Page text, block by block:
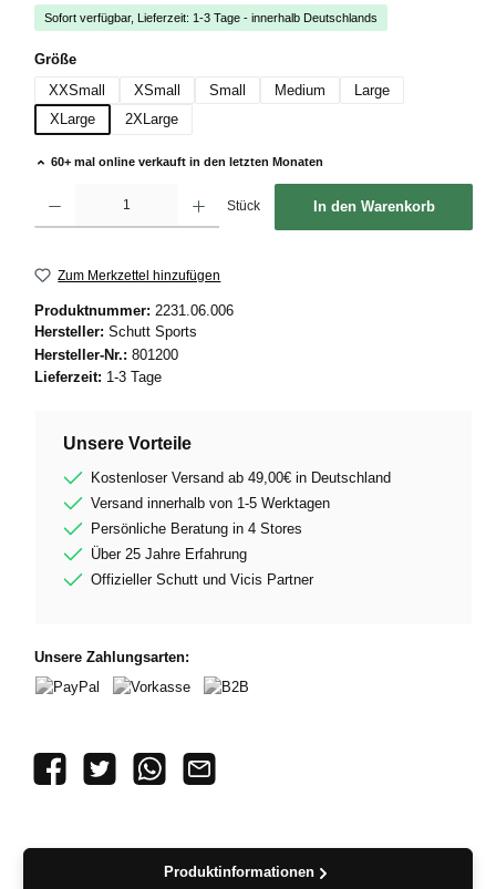
Sofort verfügbar, Lieferzeit: 1-3 Tage - innerhalb Deutschlands
Größeauswählen
XXSmall
XSmall Small Medium
Large
XLarge
2XLarge
60+ mal online verkauft in den letzten Monaten
Stück In den Warenkorb
Zum Merkzettel hinzufügen
Produktnummer: 2231.06.006
Hersteller: Schutt Sports
Hersteller-Nr.: 801200
Lieferzeit: 1-3 Tage
Unsere Vorteile
Kostenloser Versand ab 49,00€ in Deutschland
Versand innerhalb von 1-5 Werktagen
Persönliche Beratung in 4 Stores
Über 25 Jahre Erfahrung
Offizieller Schutt und Vicis Partner
Unsere Zahlungsarten:
Produktinformationen